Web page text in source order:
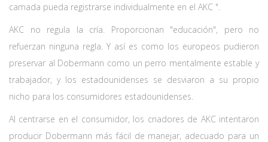
camada pueda registrarse individualmente en el AKC ".
AKC no regula la cría. Proporcionan "educación", pero no
refuerzan ninguna regla. Y así es como los europeos pudieron
preservar al Dobermann como un perro mentalmente estable y
trabajador, y los estadounidenses se desviaron a su propio
nicho para los consumidores estadounidenses.
Al centrarse en el consumidor, los criadores de AKC intentaron
producir Dobermann más fácil de manejar, adecuado para un